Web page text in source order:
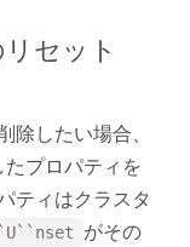
セット
したい場合、
プロパティを
ティはクラスタ
がその